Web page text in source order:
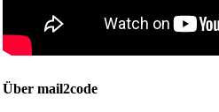
Über mail2code